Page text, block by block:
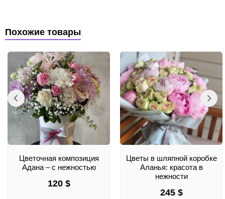
Похожие товары
Цветочная композиция
Адана – с нежностью
120 $
Цветы в шляпной коробке
Аланья: красота в
нежности
245 $